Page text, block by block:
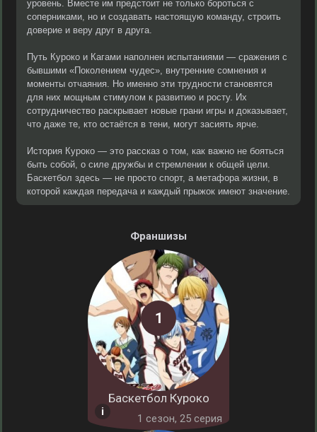
уровень. Вместе им предстоит не только бороться с
соперниками, но и создавать настоящую команду, строить
доверие и веру друг в друга.
Путь Куроко и Кагами наполнен испытаниями — сражения с
бывшими «Поколением чудес», внутренние сомнения и
моменты отчаяния. Но именно эти трудности становятся
для них мощным стимулом к развитию и росту. Их
сотрудничество раскрывает новые грани игры и доказывает,
что даже те, кто остаётся в тени, могут засиять ярче.
История Куроко — это рассказ о том, как важно не бояться
быть собой, о силе дружбы и стремлении к общей цели.
Баскетбол здесь — не просто спорт, а метафора жизни, в
которой каждая передача и каждый прыжок имеют значение.
Франшизы
Баскетбол Куроко
1 cезон, 25 серия